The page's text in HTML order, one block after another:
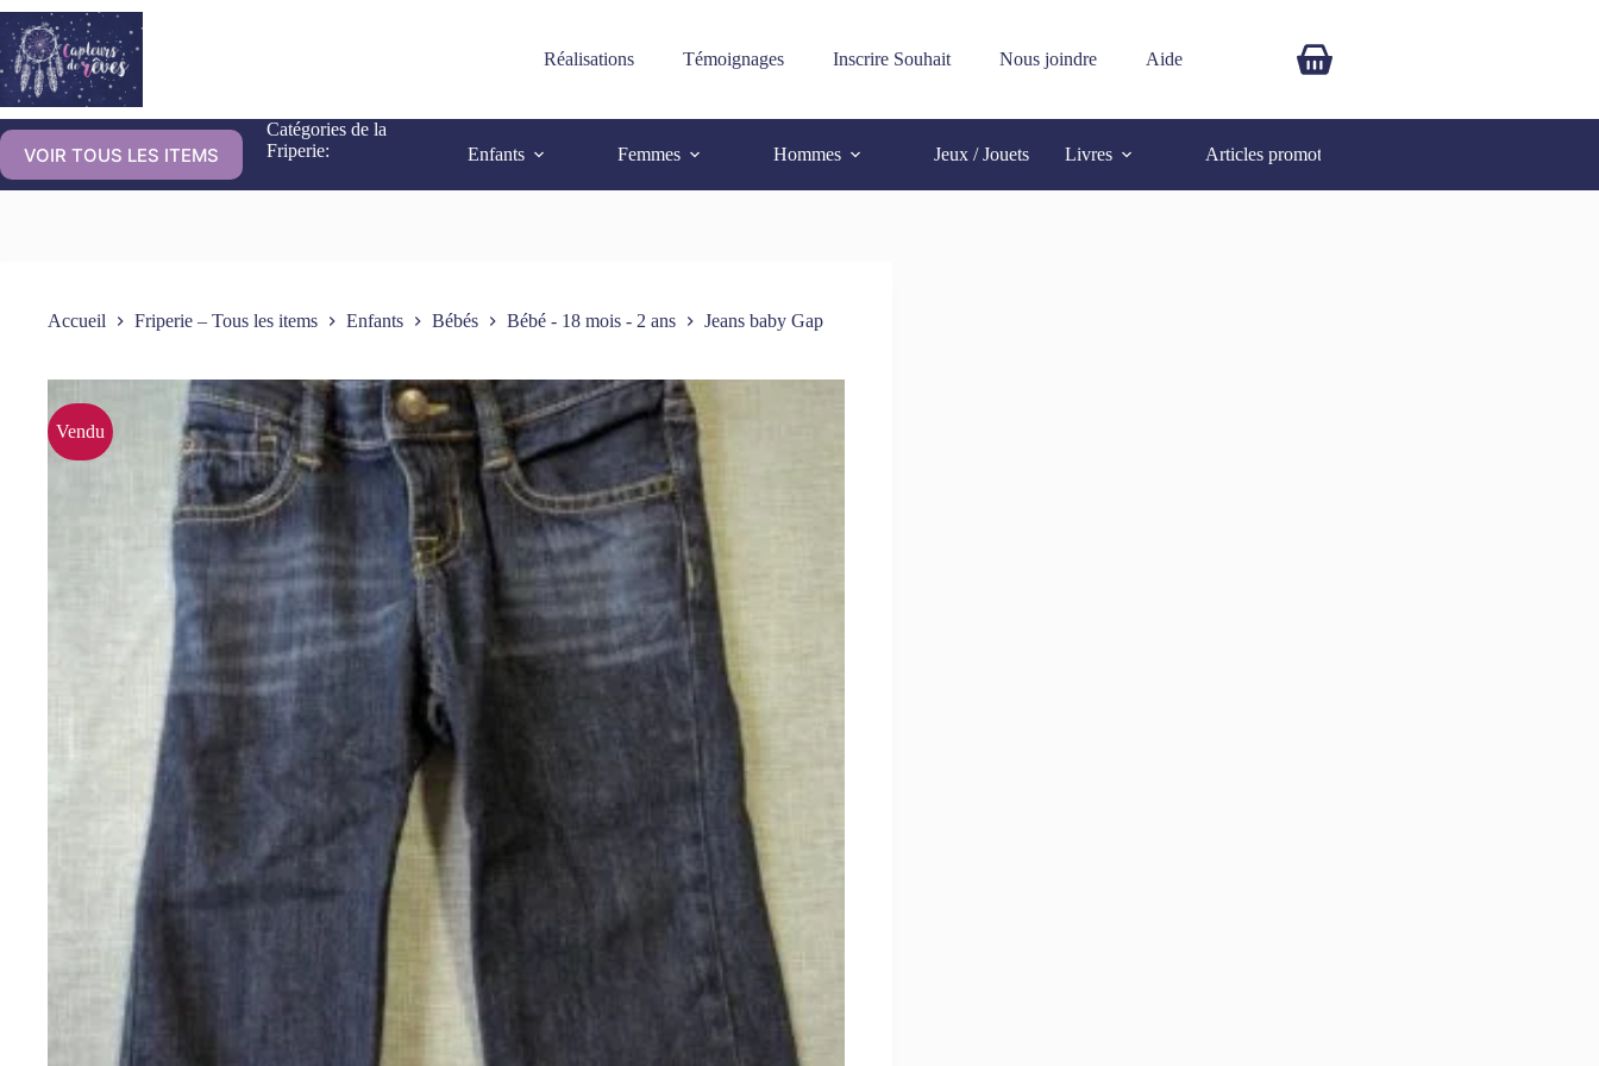
Réalisations Témoignages Inscrire Souhait Nous joindre Aide
VOIR TOUS LES ITEMS
Catégories de la
Friperie:
Enfants Femmes Hommes Jeux / Jouets Livres Articles promotionnels
Accueil Friperie – Tous les items Enfants Bébés Bébé - 18 mois - 2 ans Jeans baby Gap
Vendu